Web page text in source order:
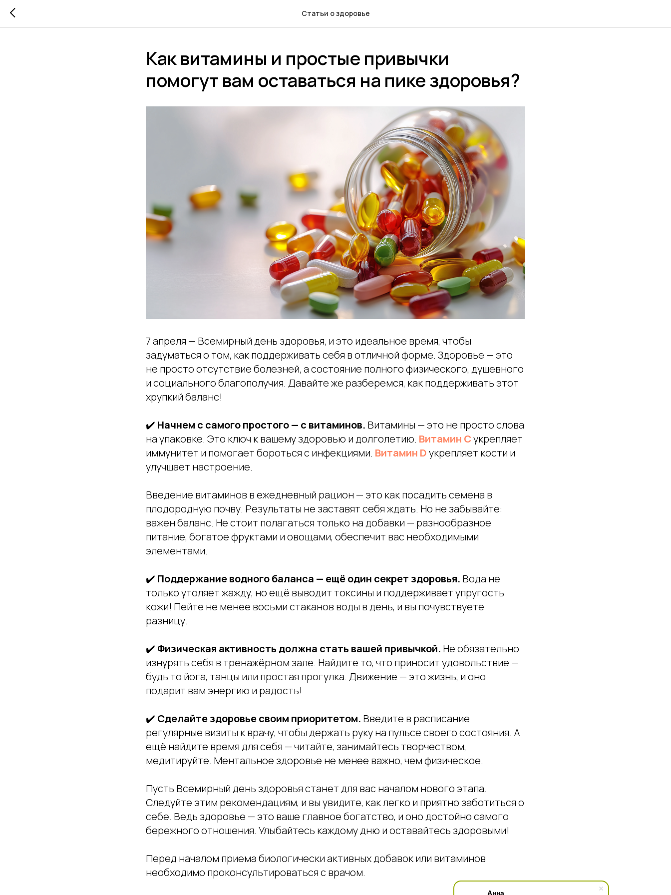
Анна
Статьи о здоровье
Как витамины и простые привычки
помогут вам оставаться на пике здоровья?
7 апреля — Всемирный день здоровья, и это идеальное время, чтобы
задуматься о том, как поддерживать себя в отличной форме. Здоровье — это
не просто отсутствие болезней, а состояние полного физического, душевного
и социального благополучия. Давайте же разберемся, как поддерживать этот
хрупкий баланс!
✔️ Начнем с самого простого — с витаминов. Витамины — это не просто слова
на упаковке. Это ключ к вашему здоровью и долголетию. Витамин Cукрепляет
иммунитет и помогает бороться с инфекциями. Витамин Dукрепляет кости и
улучшает настроение.
Введение витаминов в ежедневный рацион — это как посадить семена в
плодородную почву. Результаты не заставят себя ждать. Но не забывайте:
важен баланс. Не стоит полагаться только на добавки — разнообразное
питание, богатое фруктами и овощами, обеспечит вас необходимыми
элементами.
✔️ Поддержание водного баланса — ещё один секрет здоровья. Вода не
только утоляет жажду, но ещё выводит токсины и поддерживает упругость
кожи! Пейте не менее восьми стаканов воды в день, и вы почувствуете
разницу.
✔️ Физическая активность должна стать вашей привычкой. Не обязательно
изнурять себя в тренажёрном зале. Найдите то, что приносит удовольствие —
будь то йога, танцы или простая прогулка. Движение — это жизнь, и оно
подарит вам энергию и радость!
✔️ Сделайте здоровье своим приоритетом. Введите в расписание
регулярные визиты к врачу, чтобы держать руку на пульсе своего состояния. А
ещё найдите время для себя — читайте, занимайтесь творчеством,
медитируйте. Ментальное здоровье не менее важно, чем физическое.
Пусть Всемирный день здоровья станет для вас началом нового этапа.
Следуйте этим рекомендациям, и вы увидите, как легко и приятно заботиться о
себе. Ведь здоровье — это ваше главное богатство, и оно достойно самого
бережного отношения. Улыбайтесь каждому дню и оставайтесь здоровыми!
Перед началом приема биологически активных добавок или витаминов
необходимо проконсультироваться с врачом.